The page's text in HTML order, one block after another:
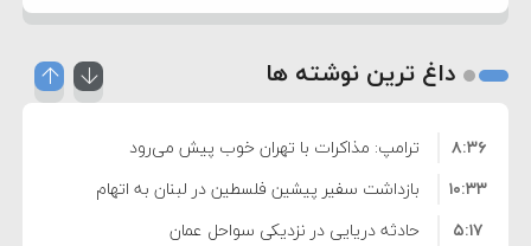
داغ ترین نوشته ها
ترامپ: مذاکرات با تهران خوب پیش می‌رود
۸:۳۶
بازداشت سفیر پیشین فلسطین در لبنان به اتهام
فساد و اختلاس اموال
۱۰:۳۳
حادثه دریایی در نزدیکی سواحل عمان
۵:۱۷